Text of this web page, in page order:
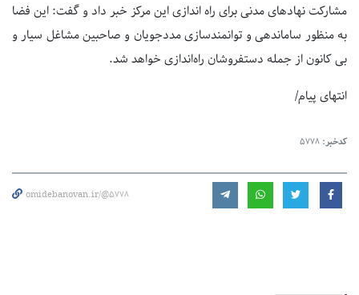
مشارکت نهادهای مدنی برای راه اندازی این مرکز خبر داد و گفت: این فضا
به منظور ساماندهی و توانمندسازی مددجویان و صاحبین مشاغل سیار و
بی کانون از جمله دستفروشان راه‌اندازی خواهد شد.
انتهای پیام/
کدخبر: 5778
omidebanovan.ir/@5778